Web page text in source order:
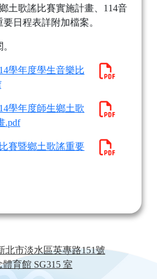
土歌謠比賽實施計畫、114音
日程表詳附加檔案。
學年度學生音樂比
學年度師生鄉土歌
.pdf
賽暨鄉土歌謠重要
北市淡水區英專路151號
育館 SG315 室